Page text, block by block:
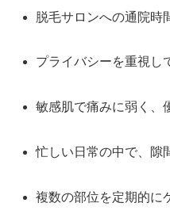
脱毛サロンへの通院時
プライバシーを重視し
敏感肌で痛みに弱く、
忙しい日常の中で、隙
複数の部位を定期的に